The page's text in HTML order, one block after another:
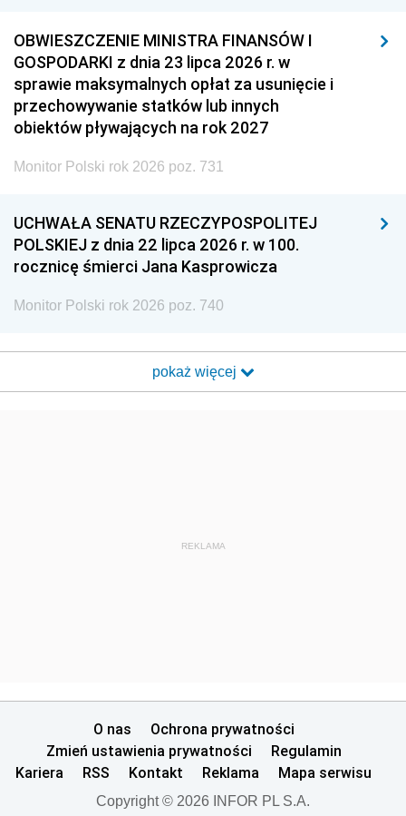
OBWIESZCZENIE MINISTRA FINANSÓW I
GOSPODARKI z dnia 23 lipca 2026 r. w
sprawie maksymalnych opłat za usunięcie i
przechowywanie statków lub innych
obiektów pływających na rok 2027
Monitor Polski rok 2026 poz. 731
UCHWAŁA SENATU RZECZYPOSPOLITEJ
POLSKIEJ z dnia 22 lipca 2026 r. w 100.
rocznicę śmierci Jana Kasprowicza
Monitor Polski rok 2026 poz. 740
pokaż więcej
REKLAMA
O nas
Ochrona prywatności
Zmień ustawienia prywatności
Regulamin
Kariera
RSS Kontakt Reklama Mapa serwisu
Copyright © 2026 INFOR PL S.A.